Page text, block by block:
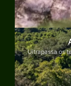
Ultrapassa os